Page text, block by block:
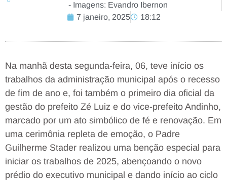
- Imagens: Evandro Ibernon
7 janeiro, 2025
18:12
Na manhã desta segunda-feira, 06, teve início os
trabalhos da administração municipal após o recesso
de fim de ano e, foi também o primeiro dia oficial da
gestão do prefeito Zé Luiz e do vice-prefeito Andinho,
marcado por um ato simbólico de fé e renovação. Em
uma cerimônia repleta de emoção, o Padre
Guilherme Stader realizou uma benção especial para
iniciar os trabalhos de 2025, abençoando o novo
prédio do executivo municipal e dando início ao ciclo